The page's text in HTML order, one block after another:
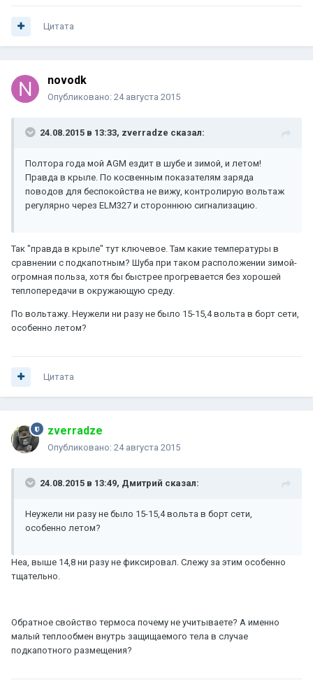
Цитата
novodk
Опубликовано: 24 августа 2015
24.08.2015 в 13:33, zverradze сказал:
Полтора года мой AGM ездит в шубе и зимой, и летом!
Правда в крыле. По косвенным показателям заряда
поводов для беспокойства не вижу, контролирую вольтаж
регулярно через ELM327 и стороннюю сигнализацию.
Так "правда в крыле" тут ключевое. Там какие температуры в
сравнении с подкапотным? Шуба при таком расположении зимой-
огромная польза, хотя бы быстрее прогревается без хорошей
теплопередачи в окружающую среду.
По вольтажу. Неужели ни разу не было 15-15,4 вольта в борт сети,
особенно летом?
Цитата
zverradze
Опубликовано: 24 августа 2015
24.08.2015 в 13:49, Дмитрий сказал:
Неужели ни разу не было 15-15,4 вольта в борт сети,
особенно летом?
Неа, выше 14,8 ни разу не фиксировал. Слежу за этим особенно
тщательно.
Обратное свойство термоса почему не учитываете? А именно
малый теплообмен внутрь защищаемого тела в случае
подкапотного размещения?